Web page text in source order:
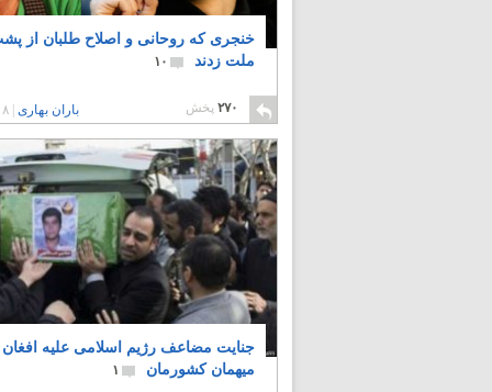
خنجری که روحانی و اصلاح طلبان از
ملت زدند
۱۰
۲۷۰ پخش باران بهاری |۸ سال پیش
جنایت مضاعف رژیم اسلامی علیه
میهمان کشورمان
۱